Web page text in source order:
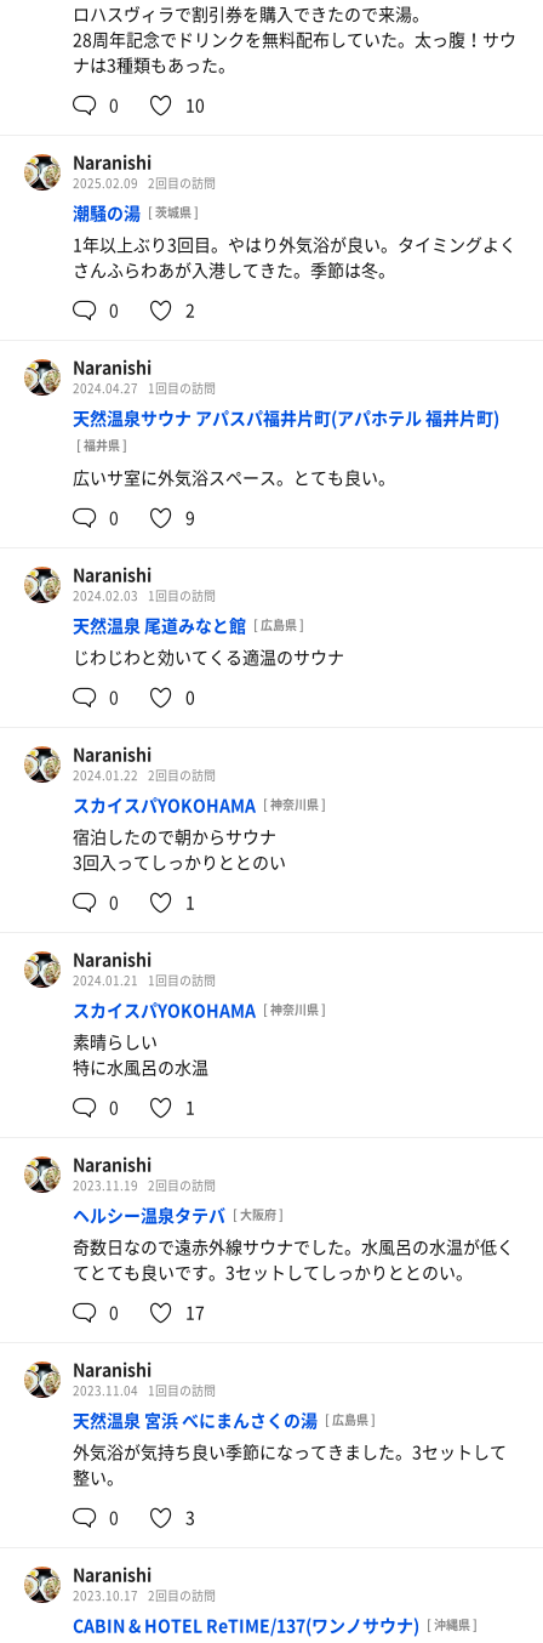
ロハスヴィラで割引券を購入できたので来湯。
28周年記念でドリンクを無料配布していた。太っ腹！サウ
ナは3種類もあった。
0
10
Naranishi
2025.02.09 2回目の訪問
潮騒の湯 [ 茨城県 ]
1年以上ぶり3回目。やはり外気浴が良い。タイミングよく
さんふらわあが入港してきた。季節は冬。
0
2
Naranishi
2024.04.27 1回目の訪問
天然温泉サウナ アパスパ福井片町(アパホテル 福井片町)
[ 福井県 ]
広いサ室に外気浴スペース。とても良い。
0
9
Naranishi
2024.02.03 1回目の訪問
天然温泉 尾道みなと館 [ 広島県 ]
じわじわと効いてくる適温のサウナ
0
0
Naranishi
2024.01.22 2回目の訪問
スカイスパYOKOHAMA [ 神奈川県 ]
宿泊したので朝からサウナ
3回入ってしっかりととのい
0
1
Naranishi
2024.01.21 1回目の訪問
スカイスパYOKOHAMA [ 神奈川県 ]
素晴らしい
特に水風呂の水温
0
1
Naranishi
2023.11.19 2回目の訪問
ヘルシー温泉タテバ [ 大阪府 ]
奇数日なので遠赤外線サウナでした。水風呂の水温が低く
てとても良いです。3セットしてしっかりととのい。
0
17
Naranishi
2023.11.04 1回目の訪問
天然温泉 宮浜 べにまんさくの湯 [ 広島県 ]
外気浴が気持ち良い季節になってきました。3セットして
整い。
0
3
Naranishi
2023.10.17 2回目の訪問
CABIN & HOTEL ReTIME/137(ワンノサウナ) [ 沖縄県 ]